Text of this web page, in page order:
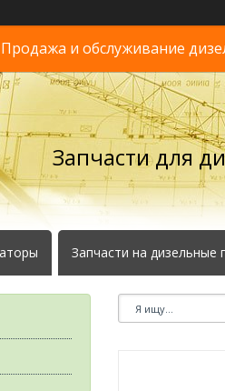
Продажа и обслуживание
Запчасти для
Запчасти на дизельные